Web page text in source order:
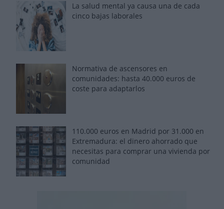
La salud mental ya causa una de cada
cinco bajas laborales
Normativa de ascensores en
comunidades: hasta 40.000 euros de
coste para adaptarlos
110.000 euros en Madrid por 31.000 en
Extremadura: el dinero ahorrado que
necesitas para comprar una vivienda por
comunidad